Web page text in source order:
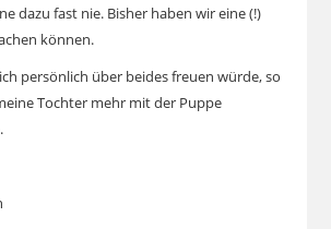
dazu fast nie. Bisher haben wir eine (!)
können.
persönlich über beides freuen würde, so
Tochter mehr mit der Puppe